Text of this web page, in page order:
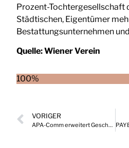
Prozent-Tochtergesellschaft
Städtischen, Eigentümer
Bestattungsunternehmen
Quelle:Wiener Verein
100%
VORIGER
APA-Comm erweitert Geschäftsleitung